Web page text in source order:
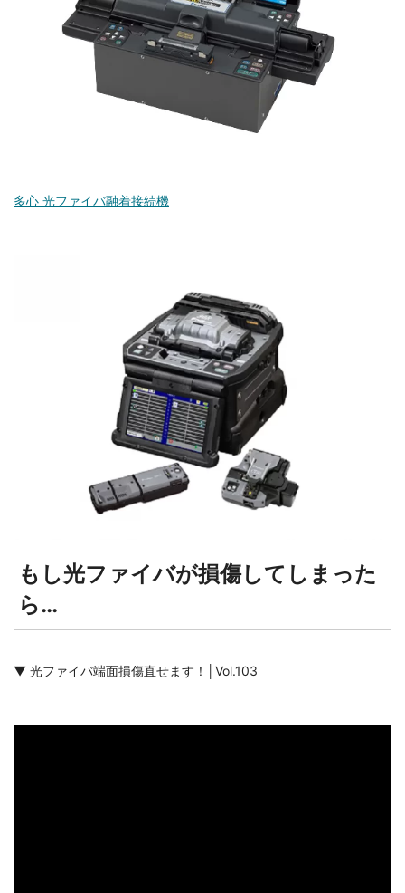
多心 光ファイバ融着接続機
もし光ファイバが損傷してしまった
ら…
▼ 光ファイバ端面損傷直せます！│Vol.103